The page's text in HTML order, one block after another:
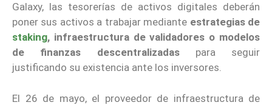
Galaxy, las tesorerías de activos digitales deberán
poner sus activos a trabajar mediante estrategias de
staking, infraestructura de validadores o modelos
de finanzas descentralizadaspara seguir
justificando su existencia ante los inversores.
El 26 de mayo, el proveedor de infraestructura de